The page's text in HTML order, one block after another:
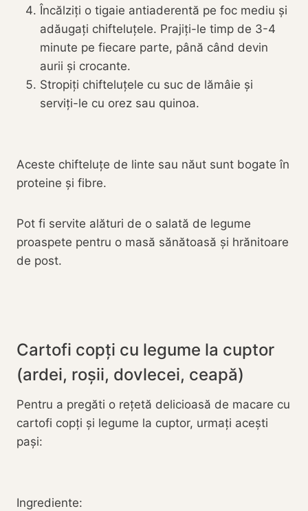
Încălziți o tigaie antiaderentă pe foc mediu și
adăugați chifteluțele. Prajiți-le timp de 3-4
minute pe fiecare parte, până când devin
aurii și crocante.
Stropiți chifteluțele cu suc de lămâie și
serviți-le cu orez sau quinoa.
Aceste chifteluțe de linte sau năut sunt bogate în
proteine și fibre.
Pot fi servite alături de o salată de legume
proaspete pentru o masă sănătoasă și hrănitoare
de post.
Cartofi copți cu legume la cuptor
(ardei, roșii, dovlecei, ceapă)
Pentru a pregăti o rețetă delicioasă de macare cu
cartofi copți și legume la cuptor, urmați acești
pași:
Ingrediente: